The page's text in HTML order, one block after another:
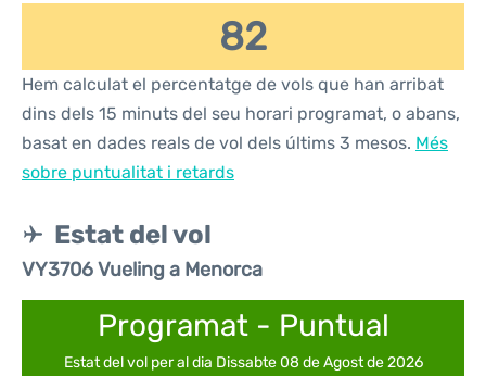
82
Hem calculat el percentatge de vols que han arribat
dins dels 15 minuts del seu horari programat, o abans,
basat en dades reals de vol dels últims 3 mesos. Més
sobre puntualitat i retards
Estat del vol
VY3706 Vueling a Menorca
Programat - Puntual
Estat del vol per al dia Dissabte 08 de Agost de 2026